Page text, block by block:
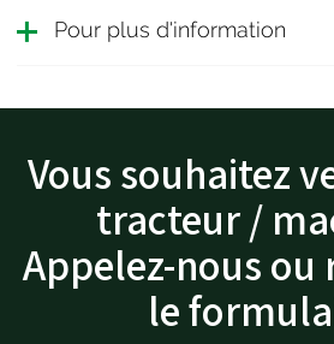
Pour plus d'information
Vous souhaitez
tracteur /
Appelez-nous ou
le